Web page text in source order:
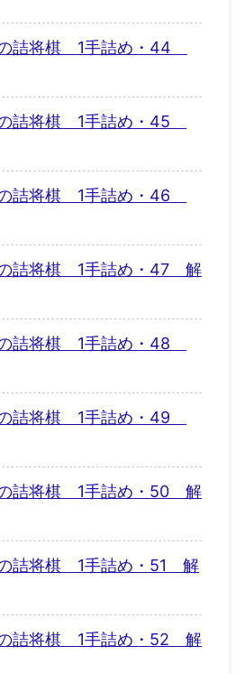
詰将棋 1手詰め・44
詰将棋 1手詰め・45
詰将棋 1手詰め・46
詰将棋 1手詰め・47 解
詰将棋 1手詰め・48
詰将棋 1手詰め・49
詰将棋 1手詰め・50 解
詰将棋 1手詰め・51 解
詰将棋 1手詰め・52 解